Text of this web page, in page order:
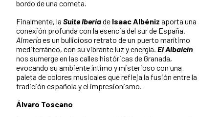
bordo de una cometa.
Finalmente, la Suite Iberiade Isaac Albéniz aporta una
conexión profunda con la esencia del sur de España.
Almeríaes un bullicioso retrato de un puerto marítimo
mediterráneo, con su vibrante luz y energía. El Albaicín
nos sumerge en las calles históricas de Granada,
evocando su ambiente íntimo y misterioso con una
paleta de colores musicales que refleja la fusión entre la
tradición española y el impresionismo.
Álvaro Toscano